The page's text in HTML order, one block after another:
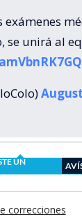
exámenes
se unirá al
UN
correcciones